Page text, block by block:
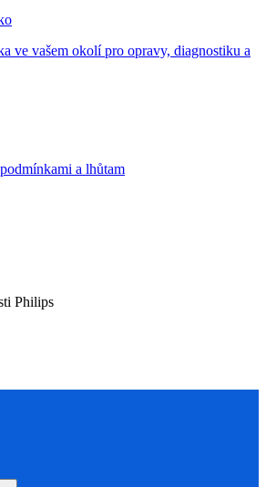
ve vašem okolí pro opravy, diagnostiku a
a lhůtam
Philips